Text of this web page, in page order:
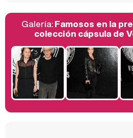
Galería:Famosos en la
colección cápsula de